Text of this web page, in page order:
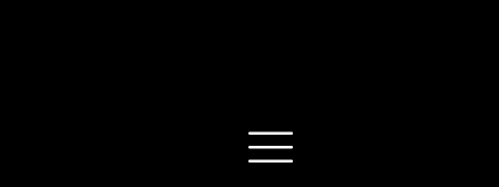
dangereuses. Nous avons mis en place des